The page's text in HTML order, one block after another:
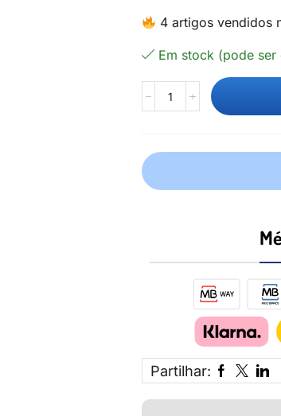
4 artigos vendidos
Em stock (pode
Partilhar: